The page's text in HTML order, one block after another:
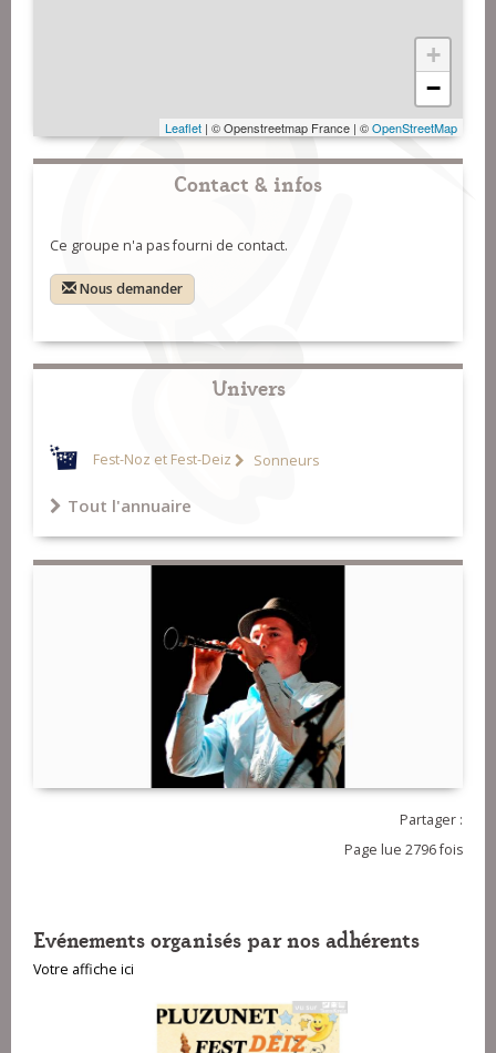
+
−
Leaflet | © Openstreetmap France | ©OpenStreetMap
Contact & infos
Ce groupe n'a pas fourni de contact.
Nous demander
Univers
Fest-Noz et Fest-Deiz Sonneurs
Tout l'annuaire
Partager :
Page lue 2796 fois
Evénements organisés par nos adhérents
Votre affiche ici